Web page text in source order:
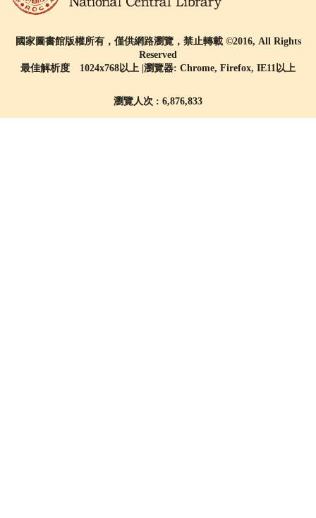
國家圖書館版權所有，僅供網路瀏覽，禁止轉載 ©2016, All Rights
Reserved
最佳解析度 1024x768以上 |瀏覽器: Chrome, Firefox, IE11以上
瀏覽人次 : 6,876,833